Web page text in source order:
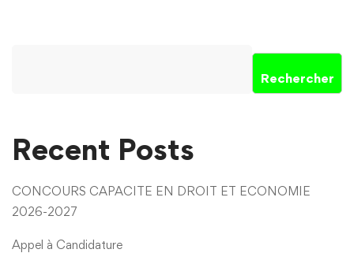
Rechercher
Recent Posts
CONCOURS CAPACITE EN DROIT ET ECONOMIE
2026-2027
Appel à Candidature